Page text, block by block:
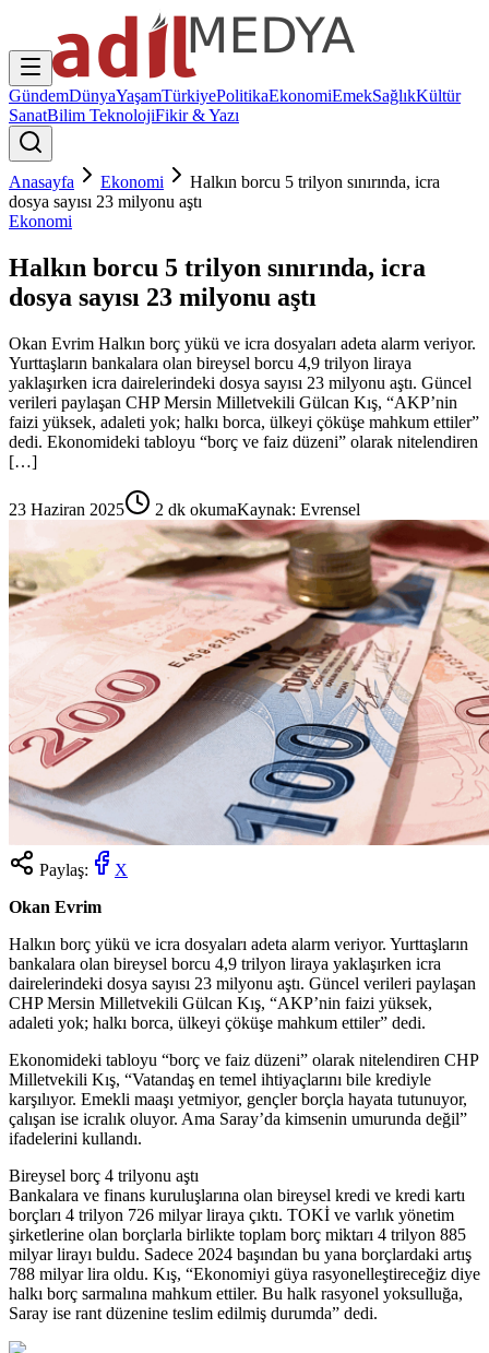
GündemDünyaYaşamTürkiyePolitikaEkonomiEmekSağlıkKültür
SanatBilim TeknolojiFikir & Yazı
Anasayfa Ekonomi
Halkın borcu 5 trilyon sınırında, icra
dosya sayısı 23 milyonu aştı
Ekonomi
Halkın borcu 5 trilyon sınırında, icra
dosya sayısı 23 milyonu aştı
Okan Evrim Halkın borç yükü ve icra dosyaları adeta alarm veriyor.
Yurttaşların bankalara olan bireysel borcu 4,9 trilyon liraya
yaklaşırken icra dairelerindeki dosya sayısı 23 milyonu aştı. Güncel
verileri paylaşan CHP Mersin Milletvekili Gülcan Kış, “AKP’nin
faizi yüksek, adaleti yok; halkı borca, ülkeyi çöküşe mahkum ettiler”
dedi. Ekonomideki tabloyu “borç ve faiz düzeni” olarak nitelendiren
[…]
23 Haziran 2025 2 dk okumaKaynak: Evrensel
Paylaş:
X
Okan Evrim
Halkın borç yükü ve icra dosyaları adeta alarm veriyor. Yurttaşların
bankalara olan bireysel borcu 4,9 trilyon liraya yaklaşırken icra
dairelerindeki dosya sayısı 23 milyonu aştı. Güncel verileri paylaşan
CHP Mersin Milletvekili Gülcan Kış, “AKP’nin faizi yüksek,
adaleti yok; halkı borca, ülkeyi çöküşe mahkum ettiler” dedi.
Ekonomideki tabloyu “borç ve faiz düzeni” olarak nitelendiren CHP
Milletvekili Kış, “Vatandaş en temel ihtiyaçlarını bile krediyle
karşılıyor. Emekli maaşı yetmiyor, gençler borçla hayata tutunuyor,
çalışan ise icralık oluyor. Ama Saray’da kimsenin umurunda değil”
ifadelerini kullandı.
Bireysel borç 4 trilyonu aştı
Bankalara ve finans kuruluşlarına olan bireysel kredi ve kredi kartı
borçları 4 trilyon 726 milyar liraya çıktı. TOKİ ve varlık yönetim
şirketlerine olan borçlarla birlikte toplam borç miktarı 4 trilyon 885
milyar lirayı buldu. Sadece 2024 başından bu yana borçlardaki artış
788 milyar lira oldu. Kış, “Ekonomiyi güya rasyonelleştireceğiz diye
halkı borç sarmalına mahkum ettiler. Bu halk rasyonel yoksulluğa,
Saray ise rant düzenine teslim edilmiş durumda” dedi.